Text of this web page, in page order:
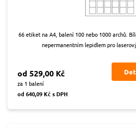
66 etiket na A4, balení 100 nebo 1000 archů.
nepermanentním lepidlem pro
od 529,00 Kč
za 1 balení
od 640,09 Kč s DPH